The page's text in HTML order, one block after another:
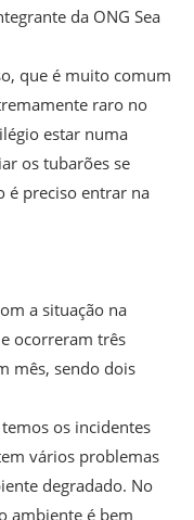
da ONG Sea
que é muito comum
raro no
estar numa
os tubarões se
é preciso entrar na
a situação na
ocorreram três
mês, sendo dois
os incidentes
vários problemas
degradado. No
ambiente é bem